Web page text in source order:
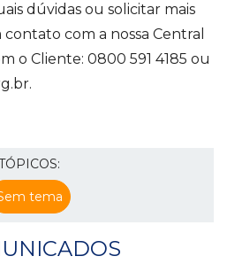
dúvidas ou solicitar mais
com a nossa Central
o Cliente: 0800 591 4185 ou
tema